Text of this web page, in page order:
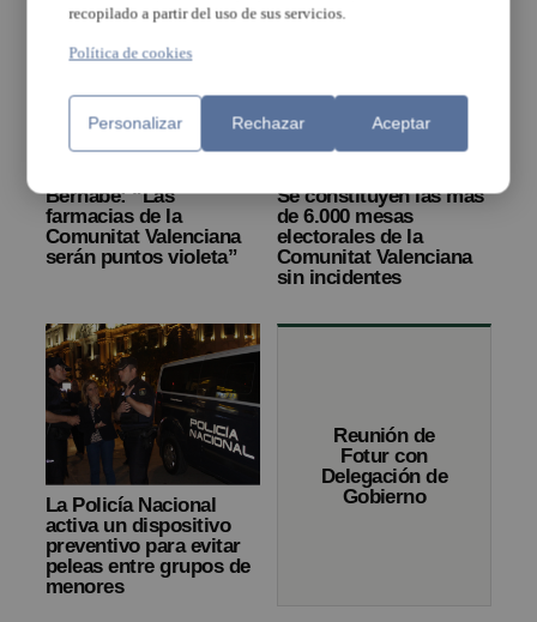
Bernabé: “Las
farmacias de la
Comunitat Valenciana
serán puntos violeta”
Se constituyen las más
de 6.000 mesas
electorales de la
Comunitat Valenciana
sin incidentes
La Policía Nacional
activa un dispositivo
preventivo para evitar
peleas entre grupos de
menores
Reunión de
Fotur con
Delegación de
Gobierno
recopilado a partir del uso de sus servicios.
Política de cookies
Personalizar Rechazar Aceptar